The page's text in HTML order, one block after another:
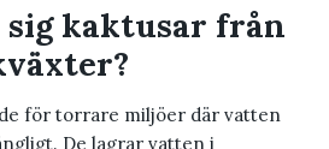
kaktusar från
för torrare miljöer där vatten
De lagrar vatten i